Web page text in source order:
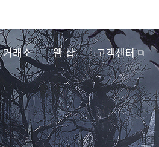
거래소 웹 샵 고객센터